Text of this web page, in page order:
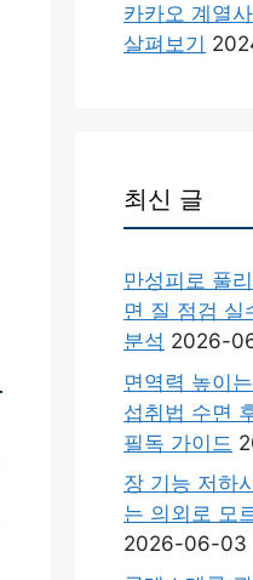
카카오 계열
살펴보기
최신 글
만성피로 풀
면 질 점검 실
분석 2026-
면역력 높이
섭취법 수면
필독 가이드
장 기능 저하
는 의외로 모
2026-06-03